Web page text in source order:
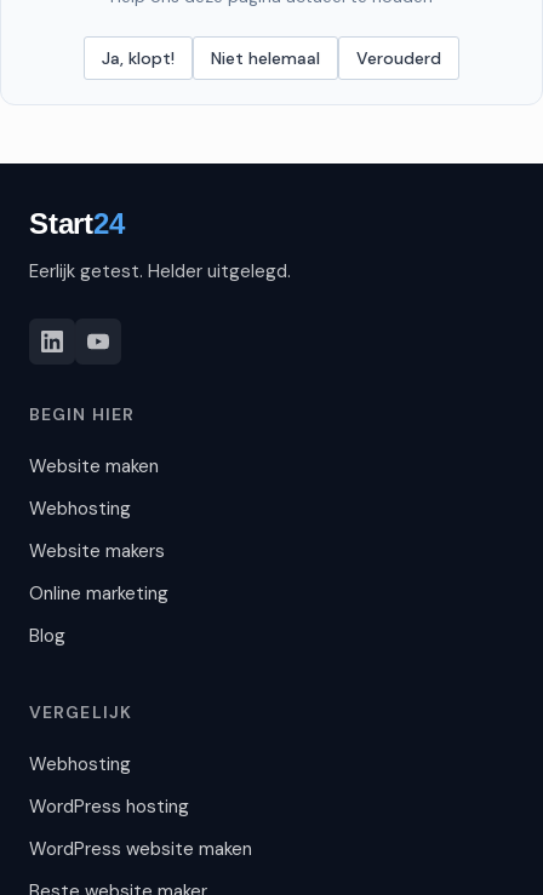
Ja, klopt! Niet helemaal Verouderd
Eerlijk getest. Helder uitgelegd.
BEGIN HIER
Website maken
Webhosting
Website makers
Online marketing
Blog
VERGELIJK
Webhosting
WordPress hosting
WordPress website maken